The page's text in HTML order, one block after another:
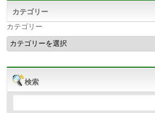
カテゴリー
カテゴリー
検索